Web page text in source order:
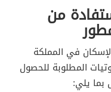
من
في المملكة
المطلوبة للحصول
يلي: